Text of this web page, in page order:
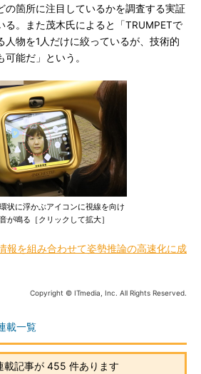
の箇所に注目しているかを調査する実証
る。また茂木氏によると「TRUMPETで
人物を1人だけに絞っているが、技術的
能だ」という。
状に浮かぶアイコンに視線を向け
が鳴る［クリックして拡大］
報を組み合わせて姿勢推論の高速化に成
Copyright © ITmedia, Inc. All Rights Reserved.
載一覧
載記事が 455 件あります